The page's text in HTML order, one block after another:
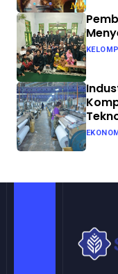
Solo
EKONOMI